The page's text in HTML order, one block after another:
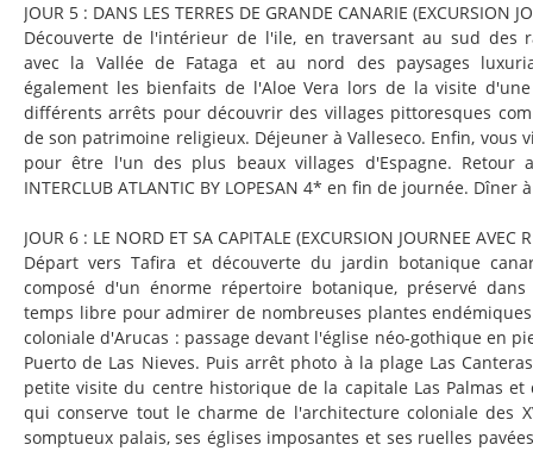
JOUR 5 : DANS LES TERRES DE GRANDE CANARIE (EXCURSION
Découverte de l'intérieur de l'ile, en traversant au sud des
avec la Vallée de Fataga et au nord des paysages
également les bienfaits de l'Aloe Vera lors de la visite
différents arrêts pour découvrir des villages pittoresques
de son patrimoine religieux. Déjeuner à Valleseco. Enfin, vous
pour être l'un des plus beaux villages d'Espagne. Retour
INTERCLUB ATLANTIC BY LOPESAN 4* en fin de journée. Dîner
JOUR 6 : LE NORD ET SA CAPITALE (EXCURSION JOURNEE AVEC
Départ vers Tafira et découverte du jardin botanique
composé d'un énorme répertoire botanique, préservé
temps libre pour admirer de nombreuses plantes
coloniale d'Arucas : passage devant l'église néo-gothique en
Puerto de Las Nieves. Puis arrêt photo à la plage Las
petite visite du centre historique de la capitale Las Palmas
qui conserve tout le charme de l'architecture coloniale des
somptueux palais, ses églises imposantes et ses ruelles